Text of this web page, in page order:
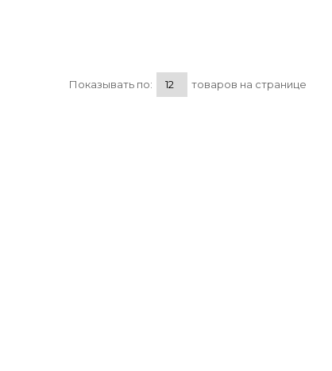
Показывать по: товаров на странице